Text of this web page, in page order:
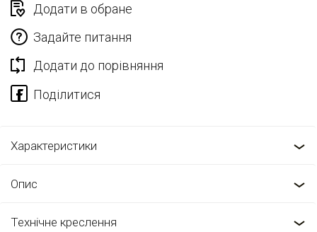
Додати в обране
Задайте питання
Додати до порівняння
Характеристики
Опис
Технічне креслення